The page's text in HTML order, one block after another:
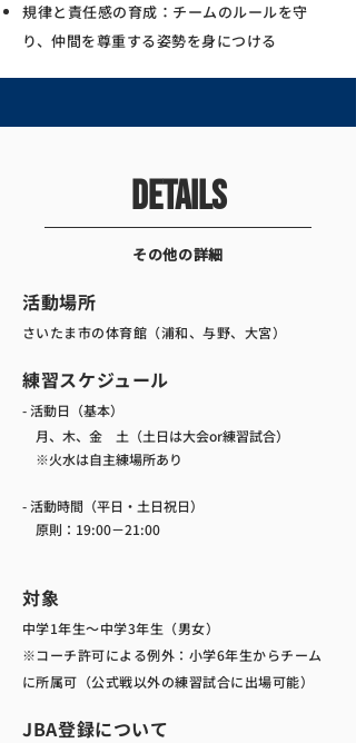
規律と責任感の育成：チームのルールを守
り、仲間を尊重する姿勢を身につける
details
その他の詳細
​活動場所
さいたま市の体育館（浦和、与野、大宮）
​練習スケジュール
- 活動日（基本）
月、木、金 土（土日は大会or練習試合）
​ ※火水は自主練場所あり
- 活動時間（平日・土日祝日）
原則：19:00－21:00
対象
中学1年生～中学3年生（男女）
※コーチ許可による例外：小学6年生からチーム
に所属可（公式戦以外の練習試合に出場可能）
JBA登録について